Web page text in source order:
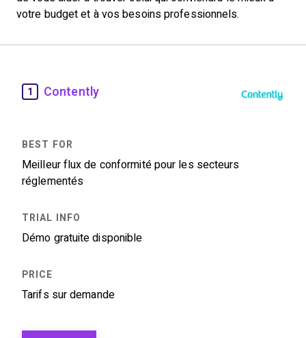
votre budget et à vos besoins professionnels.
1 Contently
Meilleur flux de conformité pour les secteurs
réglementés
Démo gratuite disponible
Tarifs sur demande